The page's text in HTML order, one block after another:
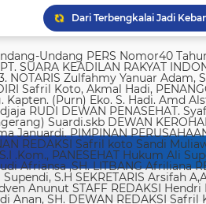
Yusril sebut hukuman mati
Imigrasi Semarang
KPK temukan 8.500 dolar
Maluku Utara Raymon Caniago kota Madya Manado Ismail Hamadi kabupaten Minahasa Alstein Nesar Manumpil (kpl Biro) Menahasa Tenggara Hanny krestofel Gumalang (ka.Biro). Minahasa Utara Rydel Gumalang.(ka.Biro). kabupaten Bolmong Dicari. (Kpl biro). Kabupaten Salayar (Dicari). Polda Sulut (Alstein Nesar N). KORWIL INDONESIA TIMUR Ismail Hamadi .(kepala Korwil). Biro Tidore Chika Citra lestari. Biro Ternate Ismit Mohtar Biro Papua & Papua Barat (..,cari..) PT keadilan rakyat Indonesia BRI 720701004536531 a/n Safril Bank BCA 8681 1266 43 a/n Maryatun Redaksi. Jln Ciujung Raya no 4 Rt 01/009 Kel Karawang kec Karawaci kota Tangerang Tata usaha. Komplek Palem Mutiara Blok C. 10 No. 66 Cengkareng Jakarta Pusat Tata usaha Daan Mogot raya no 5B Jakarta barat Telepon: 088973802372/ 0858315860 / 0821134676 /081367093927 pedoman Dewan Pers Peraturan Dewan Pers Pedoman Pemberitaan Media Siber Kemerdekaan berpendapat, kemerdekaan berekspresi, dan kemerdekaan pers adalah hak asasi manusia yang dilindungi Pancasila, Undang-Undang Dasar 1945, dan Deklarasi Universal Hak Asasi Manusia PBB. Keberadaan media siber di Indonesia juga merupakan bagian dari kemerdekaan berpendapat, kemerdekaan berekspresi, dan kemerdekaan pers. Media siber memiliki karakter khusus sehingga memerlukan pedoman agar pengelolaannya dapat dilaksanakan secara profesional, memenuhi fungsi, hak, dan kewajibannya sesuai Undang-Undang Nomor 40 Tahun 1999 tentang Pers dan Kode Etik Jurnalistik. Untuk itu Dewan Pers bersama organisasi pers, pengelola media siber, dan masyarakat menyusun Pedoman Pemberitaan Media Siber sebagai berikut: 1. Ruang Lingkup Media Siber adalah segala bentuk media yang menggunakan wahana internet dan melaksanakan kegiatan jurnalistik, serta memenuhi persyaratan Undang-Undang Pers dan Standar Perusahaan Pers yang ditetapkan Dewan Pers. Isi Buatan Pengguna (User Generated Content) adalah segala isi yang dibuat dan atau dipublikasikan oleh pengguna media siber, antara lain, artikel, gambar, komentar, suara, video dan berbagai bentuk unggahan yang melekat pada media siber, seperti blog, forum, komentar pembaca atau pemirsa, dan bentuk lain. 2. Verifikasi dan keberimbangan berita Pada prinsipnya setiap berita harus melalui verifikasi. Berita yang dapat merugikan pihak lain memerlukan verifikasi pada berita yang sama untuk memenuhi prinsip akurasi dan keberimbangan. Ketentuan dalam butir (a) di atas dikecualikan, dengan syarat: Berita benar-benar mengandung kepentingan publik yang bersifat mendesak; Sumber berita yang pertama adalah sumber yang jelas disebutkan identitasnya, kredibel dan kompeten; Subyek berita yang harus dikonfirmasi tidak diketahui keberadaannya dan atau tidak dapat diwawancarai; Media memberikan penjelasan kepada pembaca bahwa berita tersebut masih memerlukan verifikasi lebih lanjut yang diupayakan dalam waktu secepatnya. Penjelasan dimuat pada bagian akhir dari berita yang sama, di dalam kurung dan menggunakan huruf miring. Setelah memuat berita sesuai dengan butir (c), media wajib meneruskan upaya verifikasi, dan setelah verifikasi didapatkan, hasil verifikasi dicantumkan pada berita pemutakhiran (update) dengan tautan pada berita yang belum terverifikasi. 3. Isi Buatan Pengguna (User Generated Content) Media siber wajib mencantumkan syarat dan ketentuan mengenai Isi Buatan Pengguna yang tidak bertentangan dengan Undang-Undang No. 40 tahun 1999 tentang Pers dan Kode Etik Jurnalistik, yang ditempatkan secara terang dan jelas. Media siber mewajibkan setiap pengguna untuk melakukan registrasi